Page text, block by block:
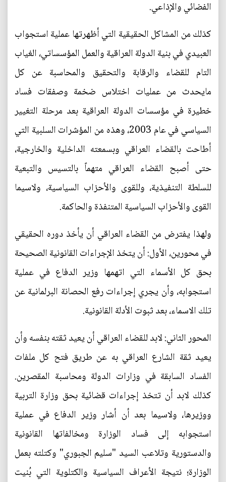
الفضائي والإذاعي.
كذلك من المشاكل الحقيقية التي أظهرتها عملية استجواب
العبيدي في بنية الدولة العراقية والعمل المؤسساتي، الغياب
التام للقضاء والرقابة والتحقيق والمحاسبة عن كل
مايحدث من عمليات اختلاس ضخمة وصفقات فساد
خطيرة في مؤسسات الدولة العراقية بعد مرحلة التغيير
السياسي في عام 2003، وهذه من المؤشرات السلبية التي
أطاحت بالقضاء العراقي وبسمعته الداخلية والخارجية،
حتى أصبح القضاء العراقي متهماً بالتسيس والتبعية
للسلطة التنفيذية، وللقوى والأحزاب السياسية، ولاسيما
القوى والأحزاب السياسية المتنفذة والحاكمة.
ولهذا يفترض من القضاء العراقي أن يأخذ دوره الحقيقي
في محورين، الأول: أن يتخذ الإجراءات القانونية الصحيحة
بحق كل الأسماء التي اتهمها وزير الدفاع في عملية
استجوابه، وأن يجري إجراءات رفع الحصانة البرلمانية عن
تلك الاسماء، بعد ثبوت الأدلة القانونية.
المحور الثاني: لابد للقضاء العراقي أن يعيد ثقته بنفسه وأن
يعيد ثقة الشارع العراقي به عن طريق فتح كل ملفات
الفساد السابقة في وزارات الدولة ومحاسبة المقصرين.
كذلك لابد أن تتخذ إجراءات قضائية بحق وزارة التربية
ووزيرها، ولاسيما بعد أن أشار وزير الدفاع في عملية
استجوابه إلى فساد الوزارة ومخالفاتها القانونية
والدستورية وتلاعب السيد "سليم الجبوري" وكتلته بعمل
الوزارة؛ نتيجة الأعراف السياسية والكتلوية التي بُنيت